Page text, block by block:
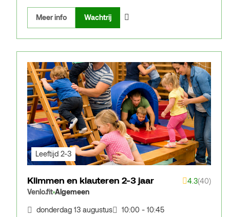
Meer info Wachtrij
Leeftijd 2-3
Klimmen en klauteren 2-3 jaar 4.3(40)
Venlo.fit Algemeen
donderdag 13 augustus
10:00 - 10:45